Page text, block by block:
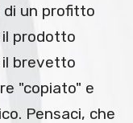
di un profitto
prodotto
il brevetto
"copiato" e
Pensaci, che